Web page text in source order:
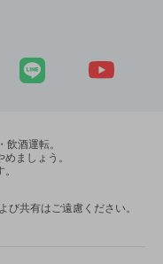
飲酒運転。
ましょう。
び共有はご遠慮ください。